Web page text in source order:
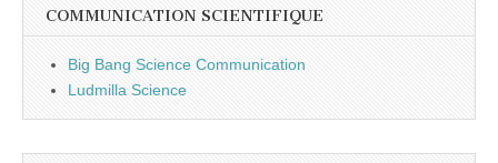
COMMUNICATION SCIENTIFIQUE
Big Bang Science Communication
Ludmilla Science